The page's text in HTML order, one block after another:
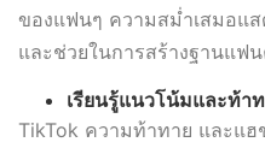
ของแฟนๆ ความสม่ำเสมอแ
และช่วยในการสร้างฐานแฟ
เรียนรู้แนวโน้มและท้า
TikTok ความท้าทาย และแ